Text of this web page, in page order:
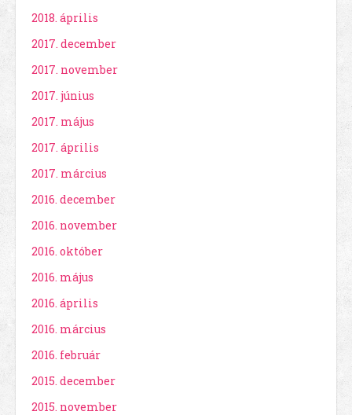
2018. április
2017. december
2017. november
2017. június
2017. május
2017. április
2017. március
2016. december
2016. november
2016. október
2016. május
2016. április
2016. március
2016. február
2015. december
2015. november